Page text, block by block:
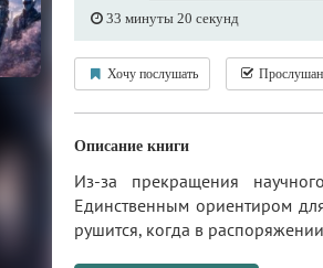
33 минуты 20 секунд
Хочу послушать
Описание книги
Из-за прекращения
Единственным ориентиром
рушится, когда в